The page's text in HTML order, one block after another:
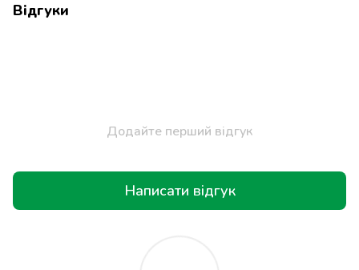
Відгуки
Додайте перший відгук
Написати відгук